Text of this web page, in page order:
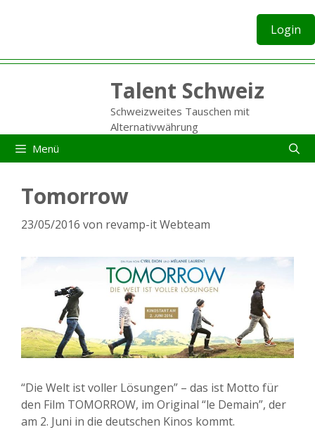
Login
Talent Schweiz
Schweizweites Tauschen mit
Alternativwährung
Menü
Tomorrow
23/05/2016 von revamp-it Webteam
“Die Welt ist voller Lösungen” – das ist Motto für
den Film TOMORROW, im Original “le Demain”, der
am 2. Juni in die deutschen Kinos kommt.